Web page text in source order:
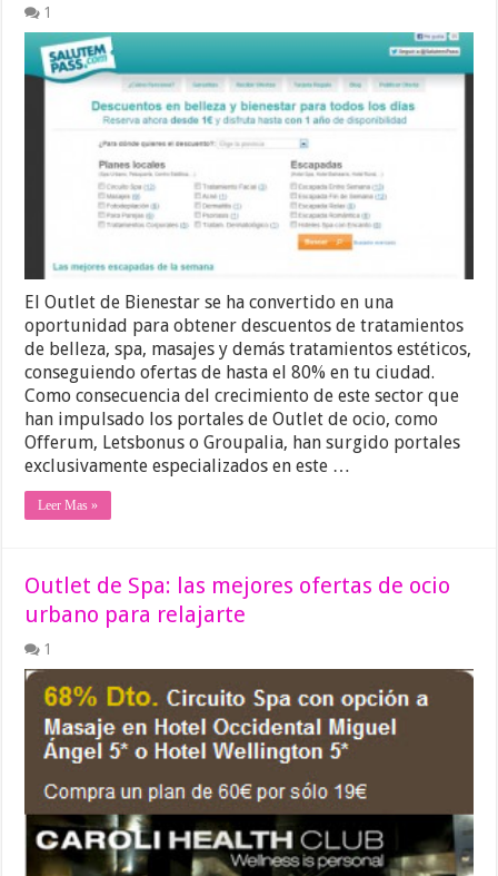
1
El Outlet de Bienestar se ha convertido en una
oportunidad para obtener descuentos de tratamientos
de belleza, spa, masajes y demás tratamientos estéticos,
conseguiendo ofertas de hasta el 80% en tu ciudad.
Como consecuencia del crecimiento de este sector que
han impulsado los portales de Outlet de ocio, como
Offerum, Letsbonus o Groupalia, han surgido portales
exclusivamente especializados en este …
Leer Mas »
Outlet de Spa: las mejores ofertas de ocio
urbano para relajarte
1